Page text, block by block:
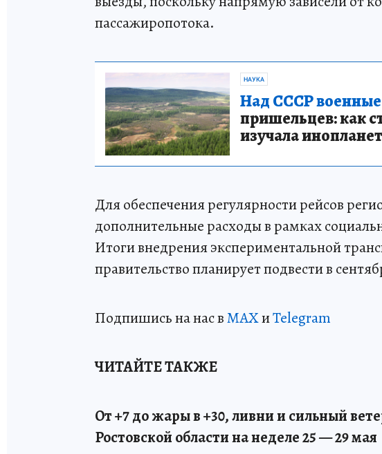
пассажиропотока.
НАУКА
Над СССР военные
пришельцев: как
изучала
Для обеспечения регулярности рейсов
дополнительные расходы в рамках
Итоги внедрения экспериментальной
правительство планирует подвести в
Подпишись на нас вМАХиTelegram
ЧИТАЙТЕ ТАКЖЕ
От +7 до жары в +30, ливни и сильный
Ростовской области на неделе 25 — 29 мая